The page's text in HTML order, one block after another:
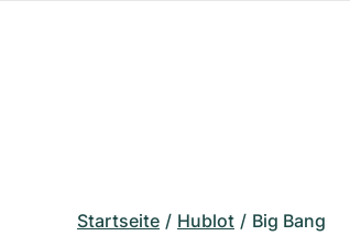
Startseite Hublot Big Bang